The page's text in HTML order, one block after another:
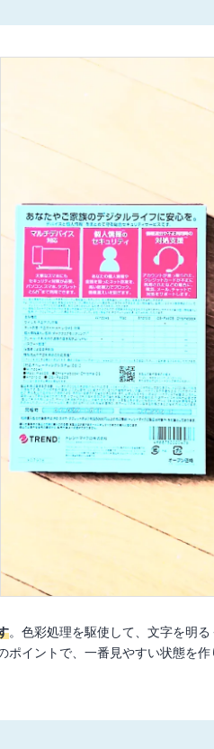
。色彩処理を駆使して、文字を明
イントで、一番見やすい状態を作